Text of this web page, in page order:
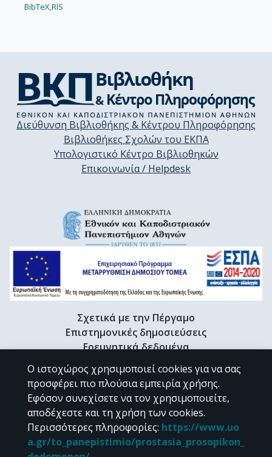
BibTeX,RIS
Διεύθυνση Βιβλιοθήκης & Κέντρου Πληροφόρησης
Βιβλιοθήκες Σχολών του ΕΚΠΑ
Υπολογιστικό Κέντρο Βιβλιοθηκών
Επικοινωνία / Helpdesk
Σχετικά με την Πέργαμο
Επιστημονικές δημοσιεύσεις
Ερευνητικά δεδομένα
Διδακτορικές διατριβές & Γκρίζα βιβλιογραφία
Προφίλ Ερευνητή
CC BY-NC 4.0
Εκτός αν αναφέρεται διαφορετικά, το υλικό της "Περγάμου" διατίθεται
Ο ιστοχώρος χρησιμοποιεί cookies για να σας
προσφέρει πιο πλούσια εμπειρία χρήσης.
Εφόσον συνεχίσετε να τον χρησιμοποιείτε,
αποδέχεστε και τη χρήση των cookies.
Περισσότερες πληροφορίες: https://www.uo
a.gr/to_panepistimio/prostasia_prosopikon_